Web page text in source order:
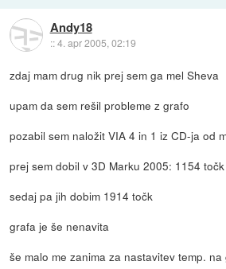
Andy18
::4. apr 2005, 02:19
zdaj mam drug nik prej sem ga mel Sheva
upam da sem rešil probleme z grafo
pozabil sem naložit VIA 4 in 1 iz CD-ja od
prej sem dobil v 3D Marku 2005: 1154 točk
sedaj pa jih dobim 1914 točk
grafa je še nenavita
še malo me zanima za nastavitev temp. na